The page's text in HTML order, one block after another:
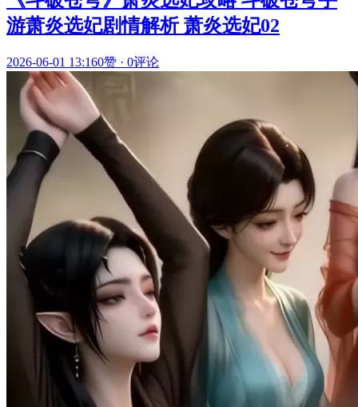
游萧炎选妃剧情解析 萧炎选妃02
2026-06-01 13:160赞 · 0评论